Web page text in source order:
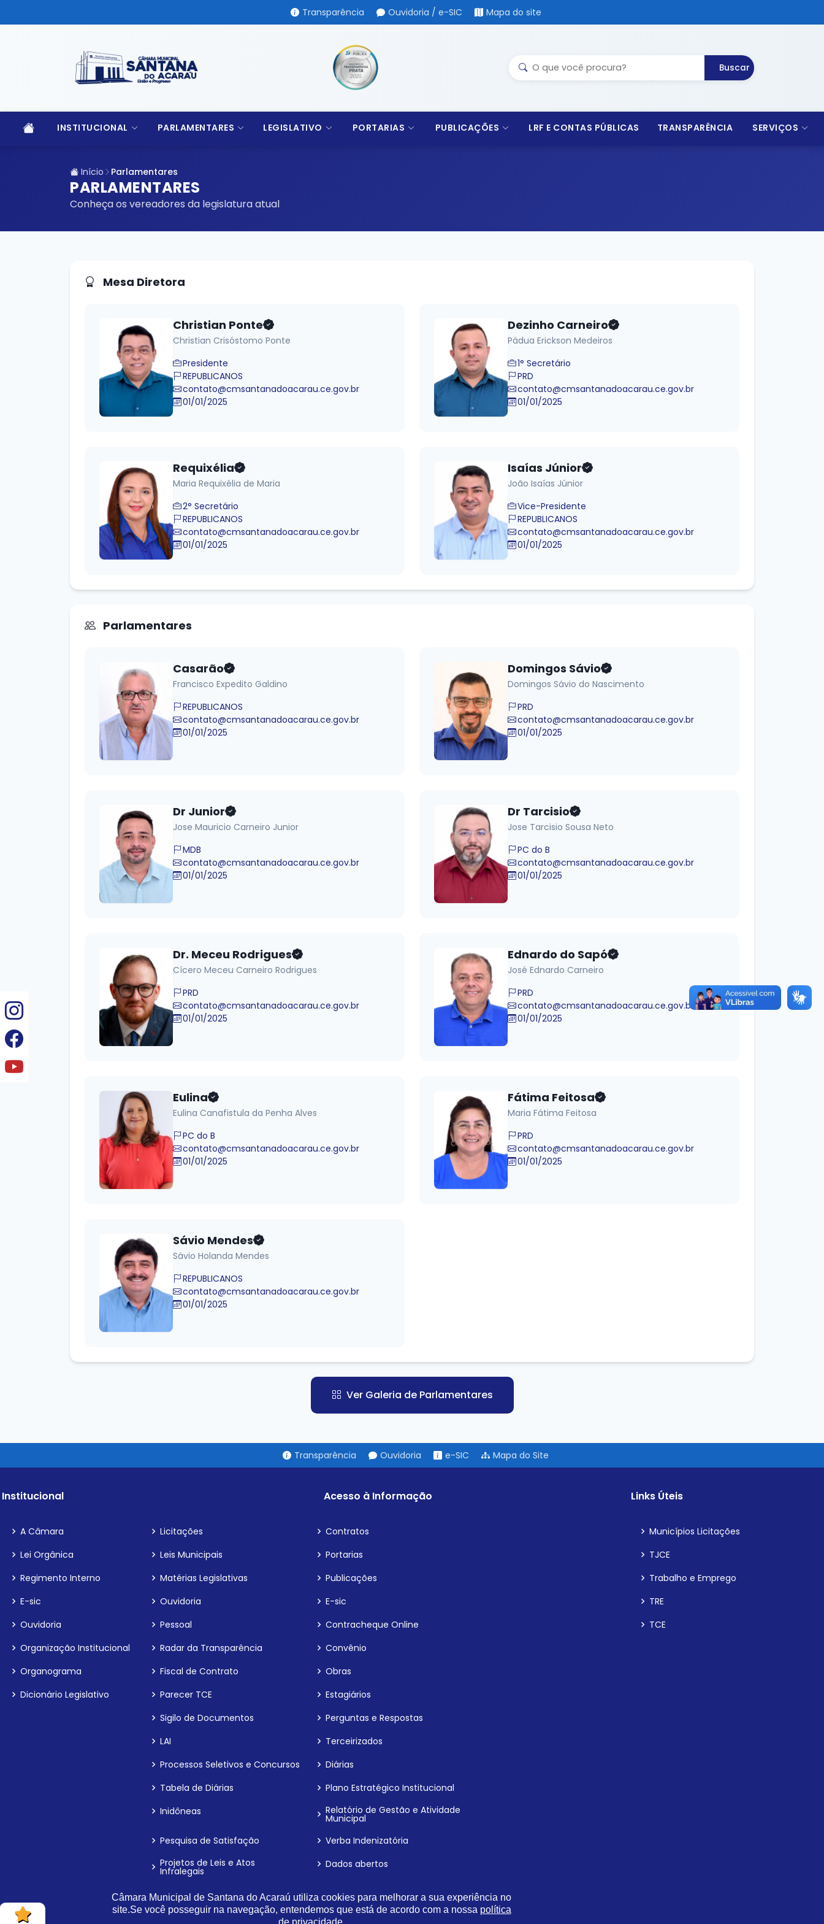
Transparência Ouvidoria / e-SIC Mapa do site
Buscar
INSTITUCIONAL PARLAMENTARES LEGISLATIVO PORTARIAS PUBLICAÇÕES LRF E CONTAS PÚBLICAS TRANSPARÊNCIA SERVIÇOS
Início Parlamentares
PARLAMENTARES
Conheça os vereadores da legislatura atual
Mesa Diretora
Christian Ponte
Christian Crisóstomo Ponte
Presidente
REPUBLICANOS
contato@cmsantanadoacarau.ce.gov.br
01/01/2025
Dezinho Carneiro
Pádua Erickson Medeiros
1° Secretário
PRD
contato@cmsantanadoacarau.ce.gov.br
01/01/2025
Requixélia
Maria Requixélia de Maria
2° Secretário
REPUBLICANOS
contato@cmsantanadoacarau.ce.gov.br
01/01/2025
Isaías Júnior
João Isaías Júnior
Vice-Presidente
REPUBLICANOS
contato@cmsantanadoacarau.ce.gov.br
01/01/2025
Parlamentares
Casarão
Francisco Expedito Galdino
REPUBLICANOS
contato@cmsantanadoacarau.ce.gov.br
01/01/2025
Domingos Sávio
Domingos Sávio do Nascimento
PRD
contato@cmsantanadoacarau.ce.gov.br
01/01/2025
Dr Junior
Jose Mauricio Carneiro Junior
MDB
contato@cmsantanadoacarau.ce.gov.br
01/01/2025
Dr Tarcisio
Jose Tarcisio Sousa Neto
PC do B
contato@cmsantanadoacarau.ce.gov.br
01/01/2025
Dr. Meceu Rodrigues
Cícero Meceu Carneiro Rodrigues
PRD
contato@cmsantanadoacarau.ce.gov.br
01/01/2025
Ednardo do Sapó
José Ednardo Carneiro
PRD
contato@cmsantanadoacarau.ce.gov.br
01/01/2025
Eulina
Eulina Canafistula da Penha Alves
PC do B
contato@cmsantanadoacarau.ce.gov.br
01/01/2025
Fátima Feitosa
Maria Fátima Feitosa
PRD
contato@cmsantanadoacarau.ce.gov.br
01/01/2025
Sávio Mendes
Sávio Holanda Mendes
REPUBLICANOS
contato@cmsantanadoacarau.ce.gov.br
01/01/2025
Ver Galeria de Parlamentares
Transparência Ouvidoria e-SIC Mapa do Site
Institucional
A Câmara
Lei Orgânica
Regimento Interno
E-sic
Ouvidoria
Organização Institucional
Organograma
Dicionário Legislativo
Acesso à Informação
Licitações
Contratos
Leis Municipais
Portarias
Matérias Legislativas
Publicações
Ouvidoria
E-sic
Pessoal
Contracheque Online
Radar da Transparência
Convênio
Fiscal de Contrato
Obras
Parecer TCE
Estagiários
Sigilo de Documentos
Perguntas e Respostas
LAI
Terceirizados
Processos Seletivos e Concursos
Diárias
Tabela de Diárias
Plano Estratégico Institucional
Inidôneas
Relatório de Gestão e Atividade
Municipal
Pesquisa de Satisfação
Verba Indenizatória
Projetos de Leis e Atos
Infralegais
Dados abertos
LGPD
Carta de Serviços
Links Úteis
Municípios Licitações
TJCE
Trabalho e Emprego
TRE
TCE
Câmara Municipal de Santana do Acaraú utiliza cookies para melhorar a sua experiência no
site.Se você posseguir na navegação, entendemos que está de acordo com a nossa política
de privacidade.